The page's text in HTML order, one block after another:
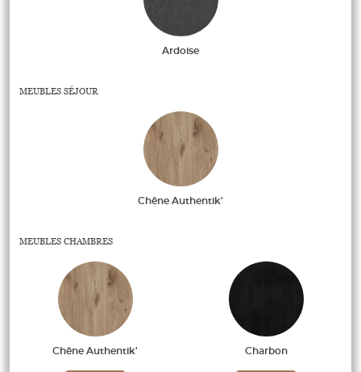
Ardoise
MEUBLES SÉJOUR
Chêne Authentik'
MEUBLES CHAMBRES
Chêne Authentik' Charbon